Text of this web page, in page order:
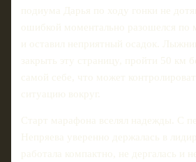
подиума Дарья по ходу гонки не
ошибкой моментально разошелся по
и оставил неприятный осадок.
закрыть эту страницу, пройти 50 км
самой себе, что может
ситуацию вокруг.
Старт марафона вселял надежды. С
Непряева уверенно держалась в
работала компактно, не дергалась и